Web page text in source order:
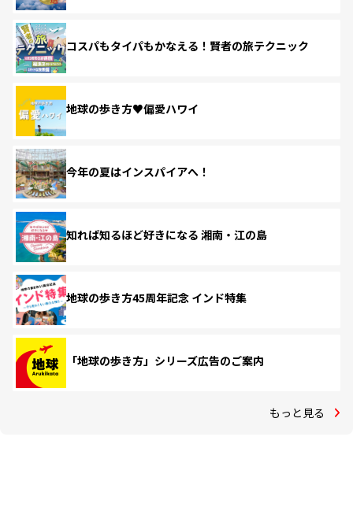
コスパもタイパもかなえる！賢者の旅テクニック
地球の歩き方♥偏愛ハワイ
今年の夏はインスパイアへ！
知れば知るほど好きになる 湘南・江の島
地球の歩き方45周年記念 インド特集
「地球の歩き方」シリーズ広告のご案内
もっと見る